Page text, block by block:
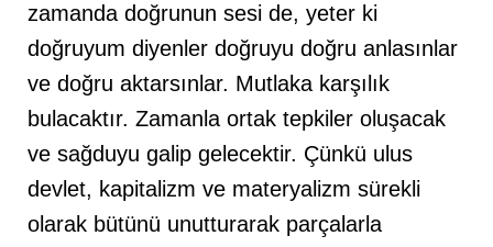
zamanda doğrunun sesi de, yeter ki
doğruyum diyenler doğruyu doğru anlasınlar
ve doğru aktarsınlar. Mutlaka karşılık
bulacaktır. Zamanla ortak tepkiler oluşacak
ve sağduyu galip gelecektir. Çünkü ulus
devlet, kapitalizm ve materyalizm sürekli
olarak bütünü unutturarak parçalarla